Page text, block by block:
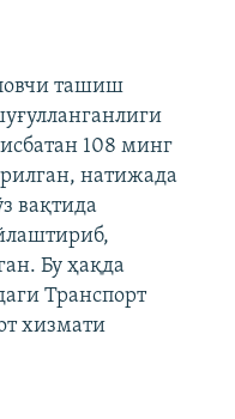
ташиш
108 минг
натижада
вақтида
Бу ҳақда
Транспорт
хизмати